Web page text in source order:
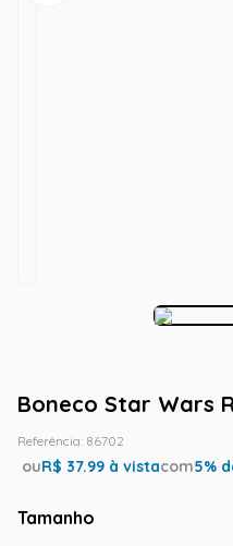
Boneco Star Wars
Referência: 86702
ouR$ 37.99 à vistacom5%
Tamanho